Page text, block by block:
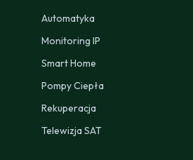
Automatyka
Monitoring IP
Smart Home
Pompy Ciepła
Rekuperacja
Telewizja SAT